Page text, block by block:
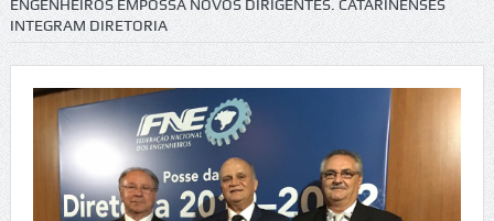
ENGENHEIROS EMPOSSA NOVOS DIRIGENTES. CATARINENSES
INTEGRAM DIRETORIA